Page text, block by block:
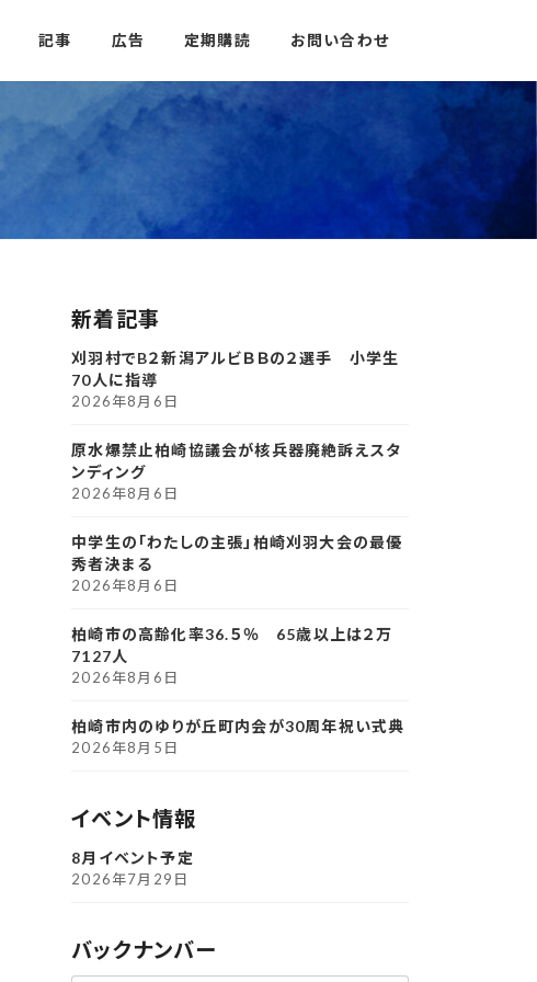
記事 広告 定期購読 お問い合わせ
新着記事
刈羽村でB２新潟アルビＢＢの２選手 小学生
70人に指導
2026年8月6日
原水爆禁止柏崎協議会が核兵器廃絶訴えスタ
ンディング
2026年8月6日
中学生の「わたしの主張」柏崎刈羽大会の最優
秀者決まる
2026年8月6日
柏崎市の高齢化率36.５％ 65歳以上は２万
7127人
2026年8月6日
柏崎市内のゆりが丘町内会が30周年祝い式典
2026年8月5日
イベント情報
8月イベント予定
2026年7月29日
バックナンバー
ア